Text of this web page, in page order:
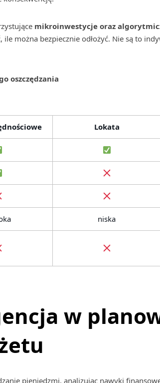
mikroinwestycje oraz
można bezpiecznie odłożyć. Nie są to
oszczędzania
Lokata
niska
w
pieniędzmi, analizując nawyki